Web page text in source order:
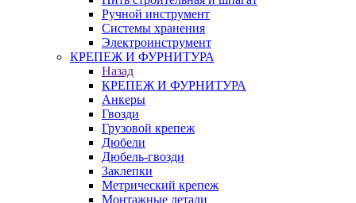
Ручной инструмент
Системы хранения
Электроинструмент
КРЕПЕЖ И ФУРНИТУРА
Назад
КРЕПЕЖ И ФУРНИТУРА
Анкеры
Гвозди
Грузовой крепеж
Дюбели
Дюбель-гвозди
Заклепки
Метрический крепеж
Монтажные детали